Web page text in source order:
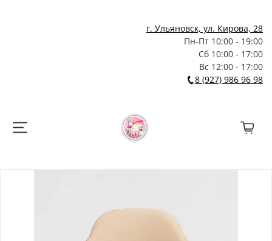
г. Ульяновск, ул. Кирова, 28
Пн-Пт 10:00 - 19:00
Сб 10:00 - 17:00
Вс 12:00 - 17:00
8 (927) 986 96 98